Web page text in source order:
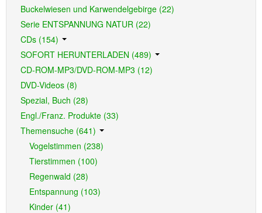
Buckelwiesen und Karwendelgebirge (22)
Serie ENTSPANNUNG NATUR (22)
CDs (154)
SOFORT HERUNTERLADEN (489)
CD-ROM-MP3/DVD-ROM-MP3 (12)
DVD-Videos (8)
Spezial, Buch (28)
Engl./Franz. Produkte (33)
Themensuche (641)
Vogelstimmen (238)
Tierstimmen (100)
Regenwald (28)
Entspannung (103)
Kinder (41)